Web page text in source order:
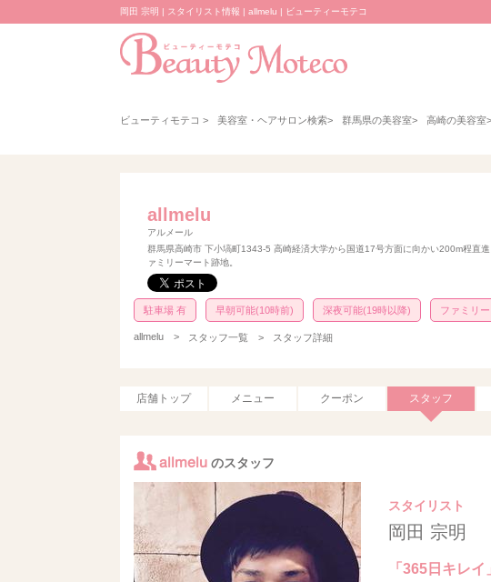
岡田 宗明 | スタイリスト情報 | allmelu | ビューティーモテコ
ビューティモテコ > 美容室・ヘアサロン検索> 群馬県の美容室> 高崎の美容室>
allmelu
アルメール
群馬県高崎市 下小塙町1343-5 高崎経済大学から国道17号方面に向かい200m程直
ァミリーマート跡地。
駐車場 有 早朝可能(10時前) 深夜可能(19時以降) ファミリー
allmelu > スタッフ一覧 > スタッフ詳細
店舗トップ メニュー クーポン スタッフ
allmelu のスタッフ
スタイリスト
岡田 宗明
「365日キレ